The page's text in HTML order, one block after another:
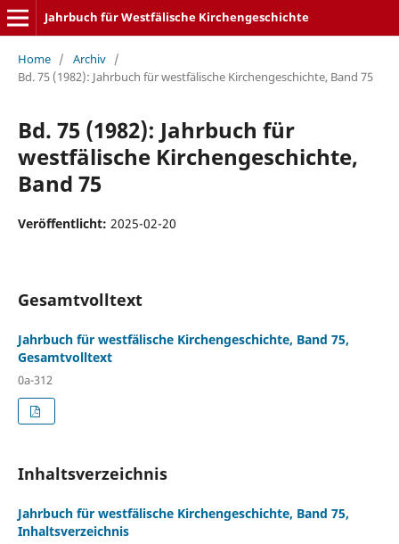
Jahrbuch für Westfälische Kirchengeschichte
Home / Archiv /
Bd. 75 (1982): Jahrbuch für westfälische Kirchengeschichte, Band 75
Bd. 75 (1982): Jahrbuch für
westfälische Kirchengeschichte,
Band 75
Veröffentlicht: 2025-02-20
Gesamtvolltext
Jahrbuch für westfälische Kirchengeschichte, Band 75,
Gesamtvolltext
0a-312
Inhaltsverzeichnis
Jahrbuch für westfälische Kirchengeschichte, Band 75,
Inhaltsverzeichnis